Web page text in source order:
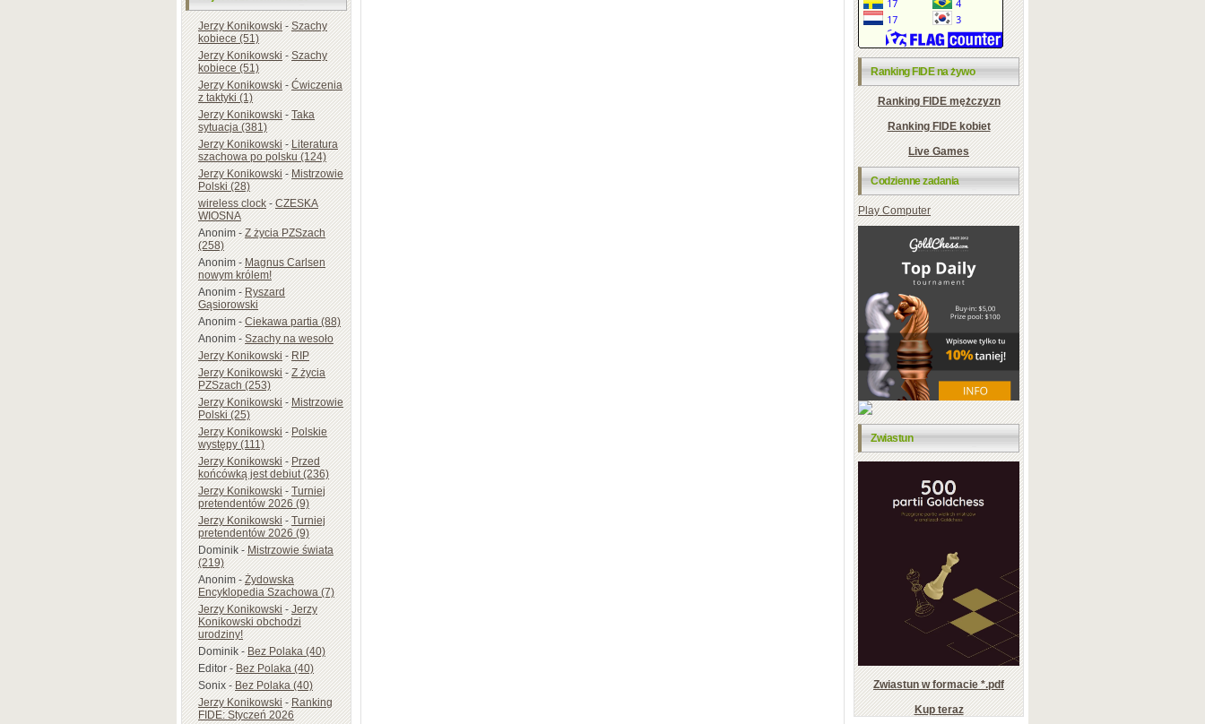
Jerzy Konikowski-Szachy
kobiece (51)
Jerzy Konikowski-Szachy
kobiece (51)
Jerzy Konikowski-Ćwiczenia
z taktyki (1)
Jerzy Konikowski-Taka
sytuacja (381)
Jerzy Konikowski-Literatura
szachowa po polsku (124)
Jerzy Konikowski-Mistrzowie
Polski (28)
wireless clock-CZESKA
WIOSNA
Anonim-Z życia PZSzach
(258)
Anonim-Magnus Carlsen
nowym królem!
Anonim-Ryszard
Gąsiorowski
Anonim-Ciekawa partia (88)
Anonim-Szachy na wesoło
Jerzy Konikowski-RIP
Jerzy Konikowski-Z życia
PZSzach (253)
Jerzy Konikowski-Mistrzowie
Polski (25)
Jerzy Konikowski-Polskie
występy (111)
Jerzy Konikowski-Przed
końcówką jest debiut (236)
Jerzy Konikowski-Turniej
pretendentów 2026 (9)
Jerzy Konikowski-Turniej
pretendentów 2026 (9)
Dominik-Mistrzowie świata
(219)
Anonim-Żydowska
Encyklopedia Szachowa (7)
Jerzy Konikowski-Jerzy
Konikowski obchodzi
urodziny!
Dominik-Bez Polaka (40)
Editor-Bez Polaka (40)
Sonix-Bez Polaka (40)
Jerzy Konikowski-Ranking
FIDE: Styczeń 2026
Ranking FIDE na żywo
Ranking FIDE mężczyzn
Ranking FIDE kobiet
Live Games
Codzienne zadania
Play Computer
Zwiastun
Zwiastun w formacie *.pdf
Kup teraz